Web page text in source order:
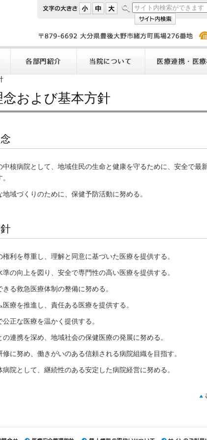
念および基本方針
中核病院として、地域住民の生命と健康を守るために、安全で最
地域づくりのために、保健予防活動に努める。
権利を尊重し、理解と同意に基づいた医療を提供する。
準の向上を図り、安全で専門性の高い医療を提供する。
きる救急医療体制の整備に努める。
医療を推進し、責任ある医療を提供する。
公正な医療を温かく提供する。
の連携を深め、地域社会の保健医療の発展に努める。
修に努め、働きがいのある信頼される病院組織を目指す。
病院として、継続性のある安定した病院経営に努める。